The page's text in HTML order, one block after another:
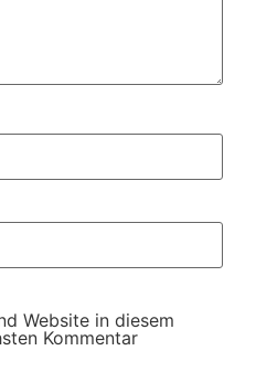
Website in diesem
Kommentar